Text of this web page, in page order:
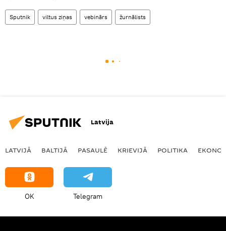
Sputnik viltus ziņas vebinārs žurnālists
Latvija
LATVIJĀ BALTIJĀ PASAULĒ KRIEVIJĀ POLITIKA
OK Telegram